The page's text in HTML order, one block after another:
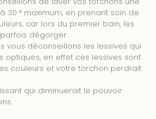
30 ° maximum, en prenant soin de
car lors du premier bain, les
dégorger.
vous déconseillons les lessives qui
optiques, en effet ces lessives sont
couleurs et votre torchon perdrait
qui diminuerait le pouvoir